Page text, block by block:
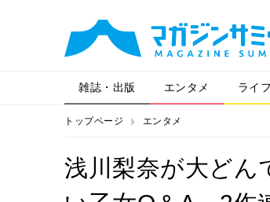
雑誌・出版 エンタメ ライ
トップページ エンタメ
浅川梨奈が大どん